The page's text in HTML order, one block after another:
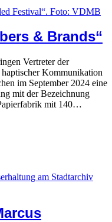
& Brands“
Vertreter der
haptischer Kommunikation
im September 2024 eine
mit der Bezeichnung
mit 140…